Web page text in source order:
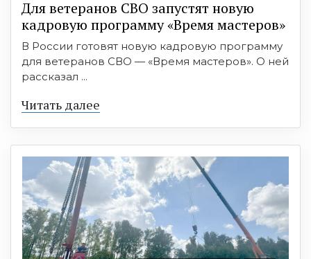
Для ветеранов СВО запустят новую
кадровую программу «Время мастеров»
В России готовят новую кадровую программу
для ветеранов СВО — «Время мастеров». О ней
рассказал ...
Читать далее